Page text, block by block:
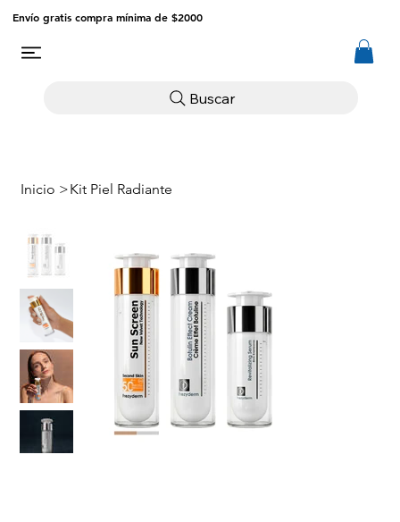
Envío gratis compra mínima de $2000
Buscar
Inicio >Kit Piel Radiante